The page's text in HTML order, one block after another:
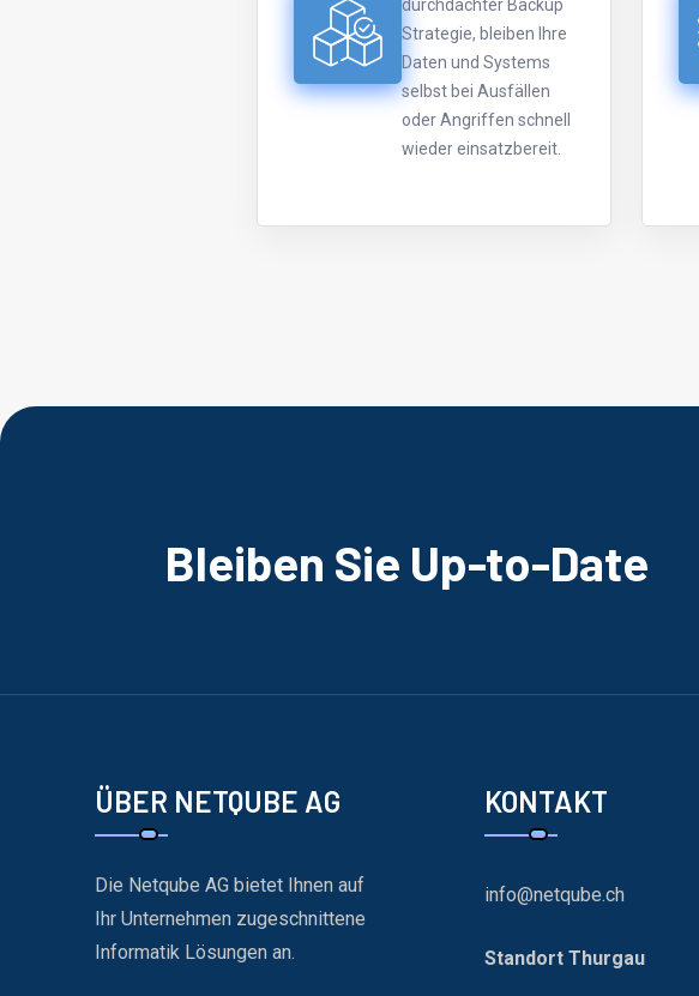
durchdachter Backup
Strategie, bleiben Ihre
Daten und Systems
selbst bei Ausfällen
oder Angriffen schnell
wieder einsatzbereit.
Bleiben Sie Up-to-Date
ÜBER NETQUBE AG
Die Netqube AG bietet Ihnen auf
Ihr Unternehmen zugeschnittene
Informatik Lösungen an.
KONTAKT
info@netqube.ch
Standort Thurgau